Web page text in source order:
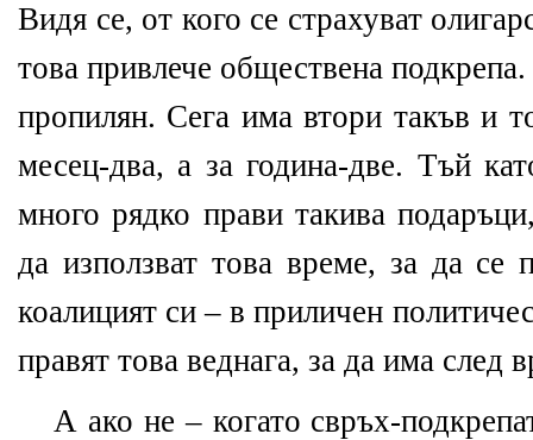
Видя се, от кого се страхуват
това привлече обществена
пропилян. Сега има втори такъв и
месец-два, а за година-две. Тъй
много рядко прави такива
да използват това време, за да се
коалицият си – в приличен
правят това веднага, за да има след
А ако не – когато свръх-